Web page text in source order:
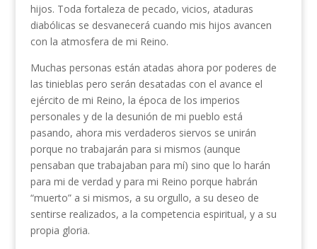
hijos. Toda fortaleza de pecado, vicios, ataduras
diabólicas se desvanecerá cuando mis hijos avancen
con la atmosfera de mi Reino.
Muchas personas están atadas ahora por poderes de
las tinieblas pero serán desatadas con el avance el
ejército de mi Reino, la época de los imperios
personales y de la desunión de mi pueblo está
pasando, ahora mis verdaderos siervos se unirán
porque no trabajarán para si mismos (aunque
pensaban que trabajaban para mí) sino que lo harán
para mi de verdad y para mi Reino porque habrán
“muerto” a si mismos, a su orgullo, a su deseo de
sentirse realizados, a la competencia espiritual, y a su
propia gloria.